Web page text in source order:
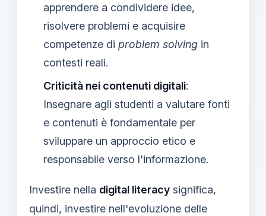
apprendere a condividere idee,
risolvere problemi e acquisire
competenze di problem solving in
contesti reali.
Criticità nei contenuti digitali:
Insegnare agli studenti a valutare fonti
e contenuti è fondamentale per
sviluppare un approccio etico e
responsabile verso l'informazione.
Investire nella digital literacy significa,
quindi, investire nell'evoluzione delle